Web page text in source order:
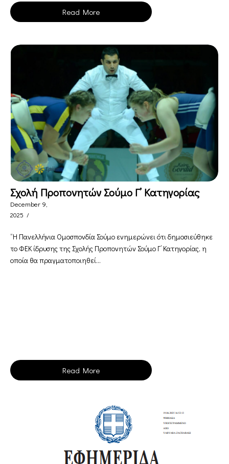
Read More
Σχολή Προπονητών Σούμο Γ’ Κατηγορίας
December 9,
2025 /
“Η Πανελλήνια Ομοσπονδία Σούμο ενημερώνει ότι δημοσιεύθηκε
το ΦΕΚ ίδρυσης της Σχολής Προπονητών Σούμο Γ’ Κατηγορίας, η
οποία θα πραγματοποιηθεί...
Read More